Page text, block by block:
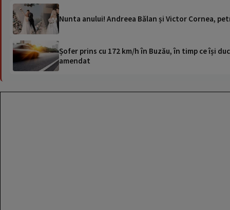
Nunta anului! Andreea Bălan și Victor Cornea,
Șofer prins cu 172 km/h în Buzău, în timp ce își
amendat